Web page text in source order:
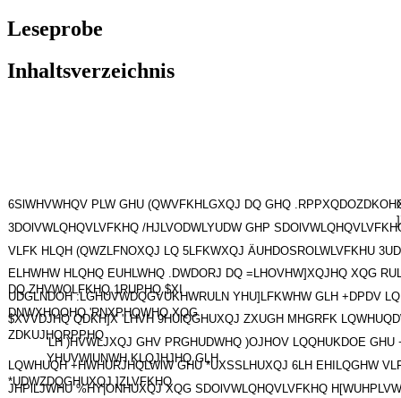
Leseprobe
Inhaltsverzeichnis
6SlWHVWHQV PLW GHU (QWVFKHLGXQJ DQ GHQ
3DOlVWLQHQVLVFKHQ /HJLVODWLYUDW GHP
VLFK HLQH (QWZLFNOXQJ LQ 5LFKWXQJ ÄUHDOSROLWLVFKHU
ELHWHW HLQHQ EUHLWHQ .DWDORJ DQ =LHOVHW]XQJHQ XQG
DQ ZHVWOLFKHQ 1RUPHQ $XI
UDGLNDOH :LGHUVWDQGVUKHWRULN YHU]LFKWHW GLH +DPDV
DNWXHOOHQ 'RNXPHQWHQ XQG
$XVVDJHQ QDKH]X 'LHVH 9HUlQGHUXQJ ZXUGH MHGRFK
ZDKUJHQRPPHQ
'LH )HVWLJXQJ GHV PRGHUDWHQ )OJHOV LQQHUKDOE GHU
YHUVWlUNWH KLQJHJHQ GLH
LQWHUQH +HWHURJHQLWlW GHU *UXSSLHUXQJ 6LH EHILQGHW
*UDWZDQGHUXQJ ]ZLVFKHQ
JHPlLJWHU %HY|ONHUXQJ XQG SDOlVWLQHQVLVFKHQ